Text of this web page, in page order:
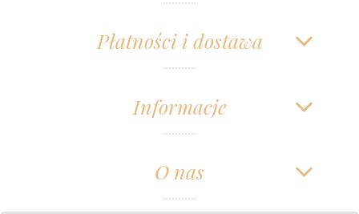
Płatności i dostawa
Informacje
O nas